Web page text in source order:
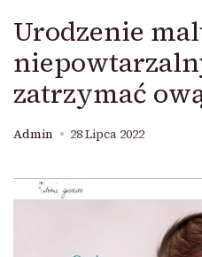
Urodzenie
zatrzymać
Admin 28 Lipca 2022